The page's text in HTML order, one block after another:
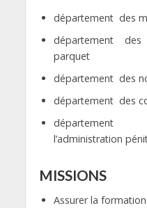
département des
département des
parquet
département des
département des
département
l’administration
MISSIONS
Assurer la